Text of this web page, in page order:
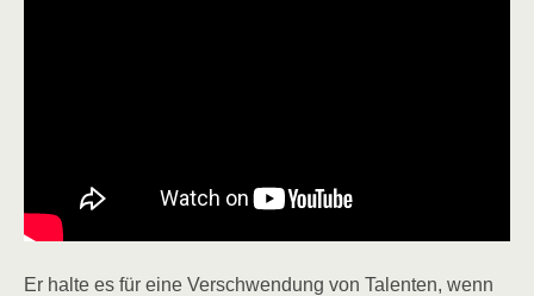
Er hal­te es für eine Ver­schwen­dung von Talen­ten, wenn